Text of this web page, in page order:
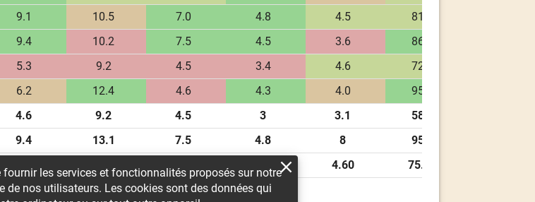
9.1 10.5 7.0 4.8 4.5 81.8
9.4 10.2 7.5 4.5 3.6 86.6
5.3 9.2 4.5 3.4 4.6 72.4
6.2 12.4 4.6 4.3 4.0 95.1
4.6 9.2 4.5 3 3.1 58.7
9.4 13.1 7.5 4.8 8 95.1
4.60 75.91
les services et fonctionnalités proposés sur notre
de nos utilisateurs. Les cookies sont des données qui